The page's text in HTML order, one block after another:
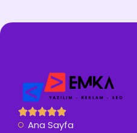
Ana Sayfa